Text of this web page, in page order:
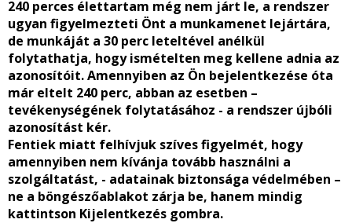
240 perces élettartam még nem járt le, a rendszer
ugyan figyelmezteti Önt a munkamenet lejártára,
de munkáját a 30 perc leteltével anélkül
folytathatja, hogy ismételten meg kellene adnia az
azonosítóit. Amennyiben az Ön bejelentkezése óta
már eltelt 240 perc, abban az esetben –
tevékenységének folytatásához - a rendszer újbóli
azonosítást kér.
Fentiek miatt felhívjuk szíves figyelmét, hogy
amennyiben nem kívánja tovább használni a
szolgáltatást, - adatainak biztonsága védelmében –
ne a böngészőablakot zárja be, hanem mindig
kattintson Kijelentkezés gombra.